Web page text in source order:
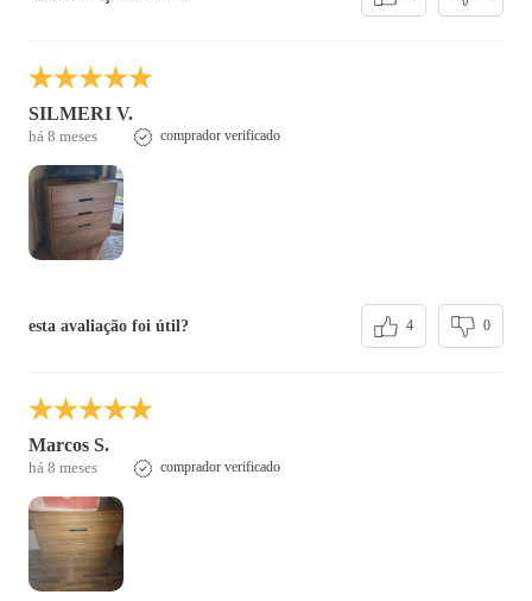
SILMERI V.
há 8 meses comprador verificado
esta avaliação foi útil? 4 0
Marcos S.
há 8 meses comprador verificado